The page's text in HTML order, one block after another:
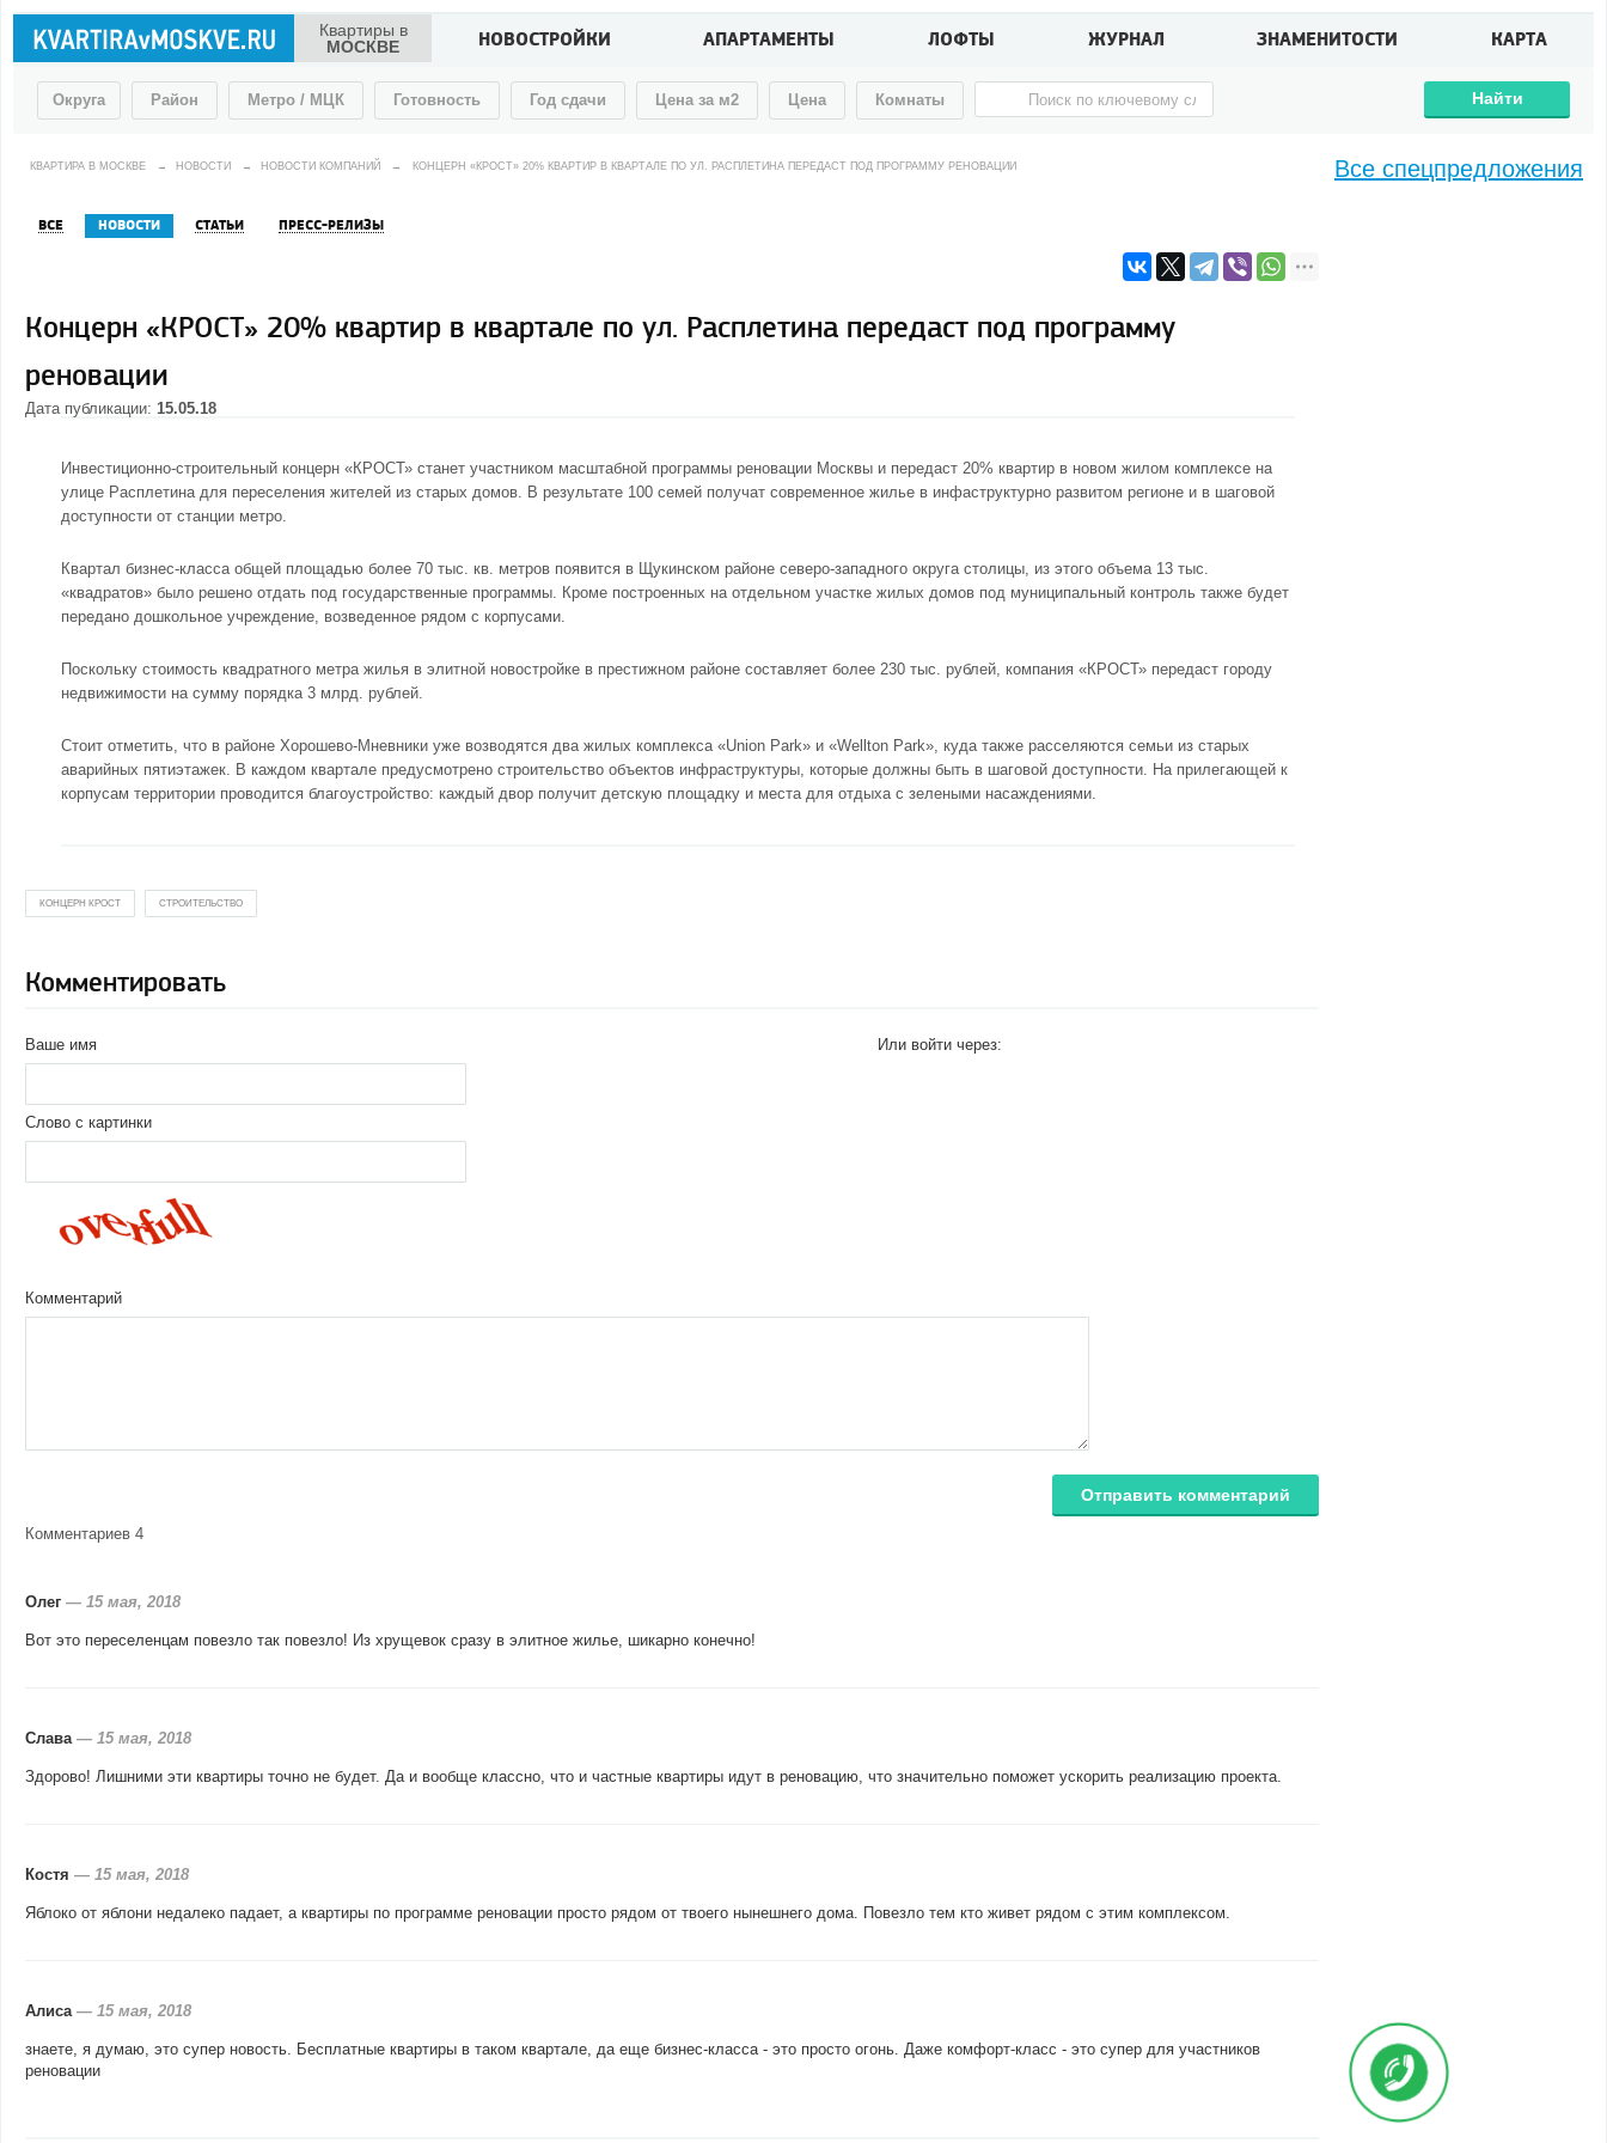
Квартиры в
МОСКВЕ
НОВОСТРОЙКИ АПАРТАМЕНТЫ ЛОФТЫ ЖУРНАЛ ЗНАМЕНИТОСТИ КАРТА
Округа Район Метро / МЦК Готовность Год сдачи Цена за м2 Цена Комнаты Найти
КВАРТИРА В МОСКВЕ → НОВОСТИ → НОВОСТИ КОМПАНИЙ → КОНЦЕРН «КРОСТ» 20% КВАРТИР В КВАРТАЛЕ ПО УЛ. РАСПЛЕТИНА ПЕРЕДАСТ ПОД ПРОГРАММУ РЕНОВАЦИИ
ВСЕ НОВОСТИ СТАТЬИ ПРЕСС-РЕЛИЗЫ
Концерн «КРОСТ» 20% квартир в квартале по ул. Расплетина передаст под программу
реновации
Дата публикации: 15.05.18
Инвестиционно-строительный концерн «КРОСТ» станет участником масштабной программы реновации Москвы и передаст 20% квартир в новом жилом комплексе на
улице Расплетина для переселения жителей из старых домов. В результате 100 семей получат современное жилье в инфаструктурно развитом регионе и в шаговой
доступности от станции метро.
Квартал бизнес-класса общей площадью более 70 тыс. кв. метров появится в Щукинском районе северо-западного округа столицы, из этого объема 13 тыс.
«квадратов» было решено отдать под государственные программы. Кроме построенных на отдельном участке жилых домов под муниципальный контроль также будет
передано дошкольное учреждение, возведенное рядом с корпусами.
Поскольку стоимость квадратного метра жилья в элитной новостройке в престижном районе составляет более 230 тыс. рублей, компания «КРОСТ» передаст городу
недвижимости на сумму порядка 3 млрд. рублей.
Стоит отметить, что в районе Хорошево-Мневники уже возводятся два жилых комплекса «Union Park» и «Wellton Park», куда также расселяются семьи из старых
аварийных пятиэтажек. В каждом квартале предусмотрено строительство объектов инфраструктуры, которые должны быть в шаговой доступности. На прилегающей к
корпусам территории проводится благоустройство: каждый двор получит детскую площадку и места для отдыха с зелеными насаждениями.
КОНЦЕРН КРОСТ СТРОИТЕЛЬСТВО
Комментировать
Ваше имя
Слово с картинки
Или войти через:
Комментарий
Отправить комментарий
Комментариев 4
Олег — 15 мая, 2018
Вот это переселенцам повезло так повезло! Из хрущевок сразу в элитное жилье, шикарно конечно!
Слава— 15 мая, 2018
Здорово! Лишними эти квартиры точно не будет. Да и вообще классно, что и частные квартиры идут в реновацию, что значительно поможет ускорить реализацию проекта.
Костя — 15 мая, 2018
Яблоко от яблони недалеко падает, а квартиры по программе реновации просто рядом от твоего нынешнего дома. Повезло тем кто живет рядом с этим комплексом.
Алиса— 15 мая, 2018
знаете, я думаю, это супер новость. Бесплатные квартиры в таком квартале, да еще бизнес-класса - это просто огонь. Даже комфорт-класс - это супер для участников
реновации
Все спецпредложения